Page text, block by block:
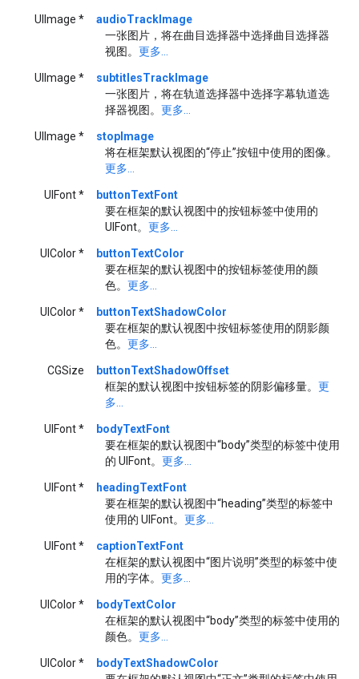
UIImage *
audioTrackImage
一张图片，将在曲目选择器中选择曲目选择器
视图。 更多...
UIImage *
subtitlesTrackImage
一张图片，将在轨道选择器中选择字幕轨道选
择器视图。 更多...
UIImage *
stopImage
将在框架默认视图的“停止”按钮中使用的图像。
更多...
UIFont *
buttonTextFont
要在框架的默认视图中的按钮标签中使用的
UIFont。 更多...
UIColor *
buttonTextColor
要在框架的默认视图中的按钮标签使用的颜
色。 更多...
UIColor *
buttonTextShadowColor
要在框架的默认视图中按钮标签使用的阴影颜
色。 更多...
CGSize
buttonTextShadowOffset
框架的默认视图中按钮标签的阴影偏移量。 更
多...
UIFont *
bodyTextFont
要在框架的默认视图中“body”类型的标签中使用
的 UIFont。 更多...
UIFont *
headingTextFont
要在框架的默认视图中“heading”类型的标签中
使用的 UIFont。 更多...
UIFont *
captionTextFont
在框架的默认视图中“图片说明”类型的标签中使
用的字体。 更多...
UIColor *
bodyTextColor
在框架的默认视图中“body”类型的标签中使用的
颜色。 更多...
UIColor *
bodyTextShadowColor